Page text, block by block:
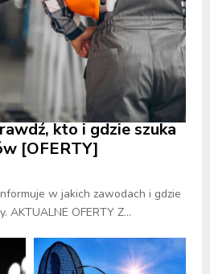
kto i gdzie szuka
[OFERTY]
w jakich zawodach i gdzie
AKTUALNE OFERTY Z...